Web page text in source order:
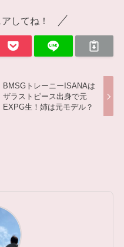
してね！
BMSGトレーニーISANAは
ザラストピース出身で元
EXPG生！姉は元モデル？